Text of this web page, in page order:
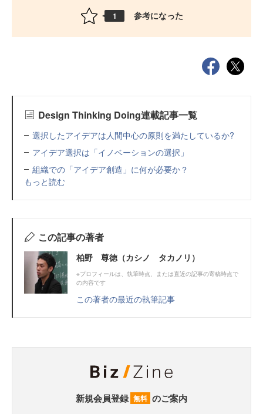
1 参考になった
Design Thinking Doing連載記事一覧
選択したアイデアは人間中心の原則を満たしているか?
アイデア選択は「イノベーションの選択」
組織での「アイデア創造」に何が必要か？
もっと読む
この記事の著者
柏野 尊徳（カシノ タカノリ）
※プロフィールは、執筆時点、または直近の記事の寄稿時点で
の内容です
この著者の最近の執筆記事
新規会員登録 無料 のご案内